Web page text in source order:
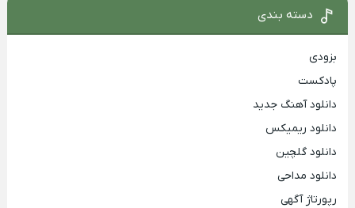
دسته بندی
بزودی
پادکست
دانلود آهنگ جدید
دانلود ریمیکس
دانلود گلچین
دانلود مداحی
رپورتاژ آگهی